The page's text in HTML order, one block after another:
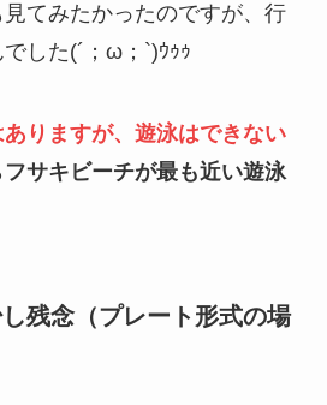
てみたかったのですが、行
した(´；ω；`)ｳｩｩ
りますが、遊泳はできない
フサキビーチが最も近い遊泳
残念（プレート形式の場